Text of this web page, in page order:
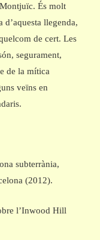
És molt
d’aquesta llegenda,
de cert. Les
segurament,
de la mítica
veïns en
subterrània,
(2012).
l’Inwood Hill